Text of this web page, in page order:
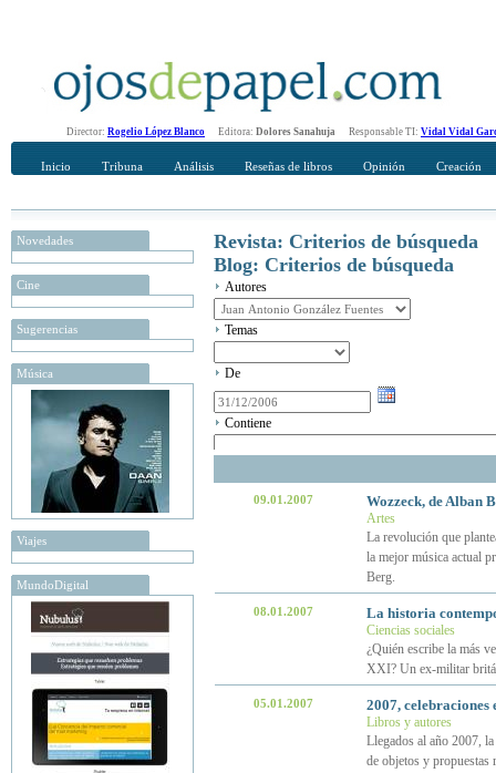
Director: Rogelio López Blanco Editora: Dolores Sanahuja Responsable TI: Vidal Vidal
Inicio Tribuna Análisis Reseñas de libros Opinión Creación
Novedades
Cine
Sugerencias
Música
Viajes
MundoDigital
Revista: Criterios de búsqueda
Blog: Criterios de búsqueda
Autores
Temas
De
Contiene
09.01.2007 Wozzeck, de Alban
Artes
La revolución que
la mejor música actual
Berg.
08.01.2007 La historia
Ciencias sociales
¿Quién escribe la más
XXI? Un ex-militar
05.01.2007 2007,
Libros y autores
Llegados al año 2007,
de objetos y propuestas